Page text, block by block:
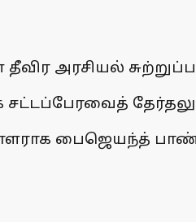
அரசியல்
சட்டப்பேரவைத்
பைஜெயந்த்